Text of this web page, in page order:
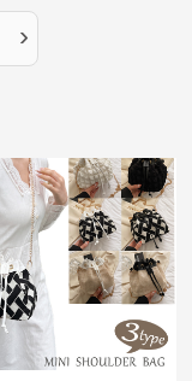
›